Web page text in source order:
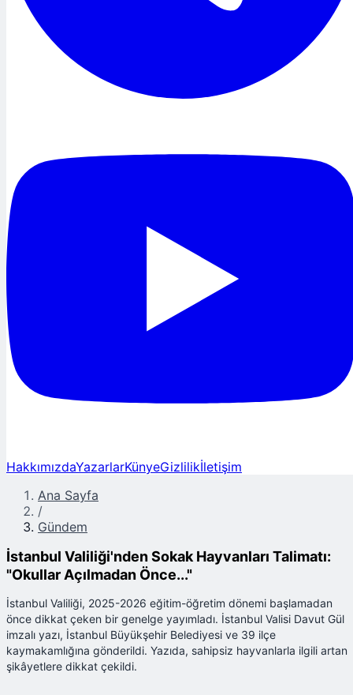
HakkımızdaYazarlarKünyeGizlilikİletişim
Ana Sayfa
/
Gündem
İstanbul Valiliği'nden Sokak Hayvanları Talimatı:
"Okullar Açılmadan Önce..."
İstanbul Valiliği, 2025-2026 eğitim-öğretim dönemi başlamadan
önce dikkat çeken bir genelge yayımladı. İstanbul Valisi Davut Gül
imzalı yazı, İstanbul Büyükşehir Belediyesi ve 39 ilçe
kaymakamlığına gönderildi. Yazıda, sahipsiz hayvanlarla ilgili artan
şikâyetlere dikkat çekildi.